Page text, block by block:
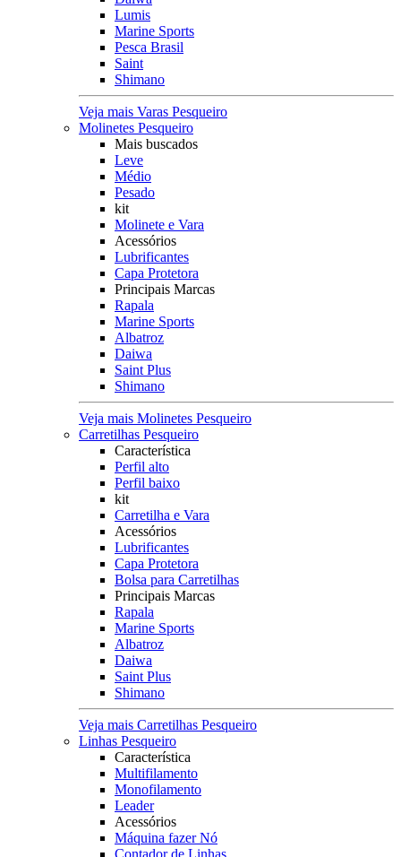
Lumis
Marine Sports
Pesca Brasil
Saint
Shimano
Veja mais Varas Pesqueiro
Molinetes Pesqueiro
Mais buscados
Leve
Médio
Pesado
kit
Molinete e Vara
Acessórios
Lubrificantes
Capa Protetora
Principais Marcas
Rapala
Marine Sports
Albatroz
Daiwa
Saint Plus
Shimano
Veja mais Molinetes Pesqueiro
Carretilhas Pesqueiro
Característica
Perfil alto
Perfil baixo
kit
Carretilha e Vara
Acessórios
Lubrificantes
Capa Protetora
Bolsa para Carretilhas
Principais Marcas
Rapala
Marine Sports
Albatroz
Daiwa
Saint Plus
Shimano
Veja mais Carretilhas Pesqueiro
Linhas Pesqueiro
Característica
Multifilamento
Monofilamento
Leader
Acessórios
Máquina fazer Nó
Contador de Linhas